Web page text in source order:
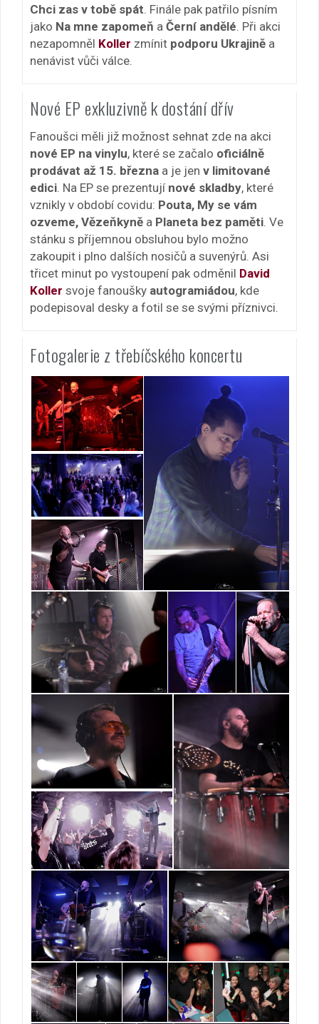
Chci zas v tobě spát . Finále pak patřilo písním
jako Na mne zapomeň a Černí andělé . Při akci
nezapomněl Koller zmínit podporu Ukrajině a
nenávist vůči válce.
Nové EP exkluzivně k dostání dřív
Fanoušci měli již možnost sehnat zde na akci
nové EP na vinylu, které se začalo oficiálně
prodávat až 15. března a je jen v limitované
edici . Na EP se prezentují nové skladby, které
vznikly v období covidu: Pouta, My se vám
ozveme, Vězeňkyně a Planeta bez paměti . Ve
stánku s příjemnou obsluhou bylo možno
zakoupit i plno dalších nosičů a suvenýrů. Asi
třicet minut po vystoupení pak odměnil David
Koller svoje fanoušky autogramiádou, kde
podepisoval desky a fotil se se svými příznivci.
Fotogalerie z třebíčského koncertu